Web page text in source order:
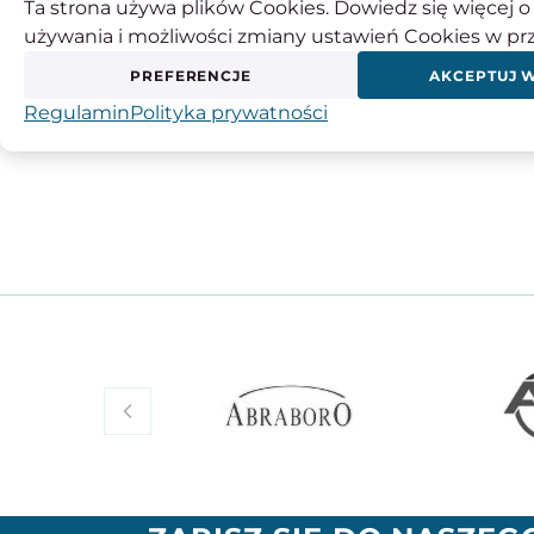
Producent:INSIZE EUROPE S.L.
Adres:ES B95965315, Plg Ugaldeguren I-P3
Hiszpania
Kontakt:34944544308, europe@insize.com
Ta strona używa plików Cookies. Dowiedz się więcej
używania i możliwości zmiany ustawień Cookies w
PREFERENCJE AKCEPTUJ
RegulaminPolityka prywatności